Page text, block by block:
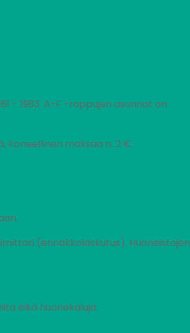
- 1983. A-F -rappujen asunnot on
koneellinen maksaa n. 2 €.
(ennakkolaskutus). Huoneistojen
eikä huonekaluja.